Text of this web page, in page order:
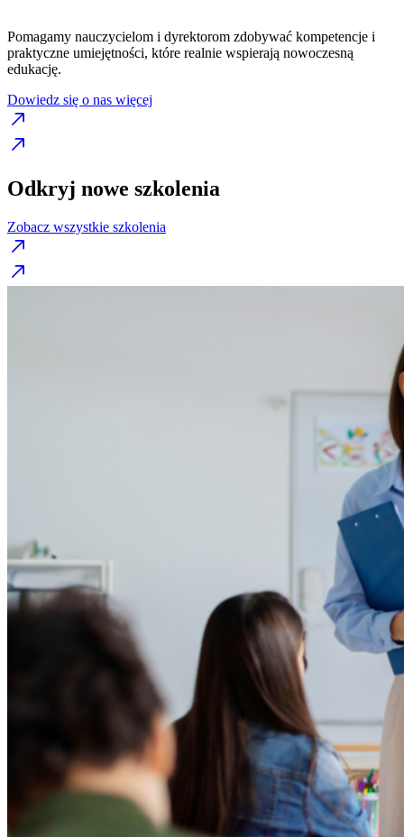
Pomagamy nauczycielom i dyrektorom zdobywać kompetencje i
praktyczne umiejętności, które realnie wspierają nowoczesną
edukację.
Dowiedz się o nas więcej
Odkryj nowe szkolenia
Zobacz wszystkie szkolenia